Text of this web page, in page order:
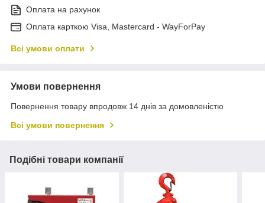
Оплата на рахунок
Оплата карткою Visa, Mastercard - WayForPay
Всі умови оплати
Умови повернення
Повернення товару впродовж 14 днів за домовленістю
Всі умови повернення
Подібні товари компанії